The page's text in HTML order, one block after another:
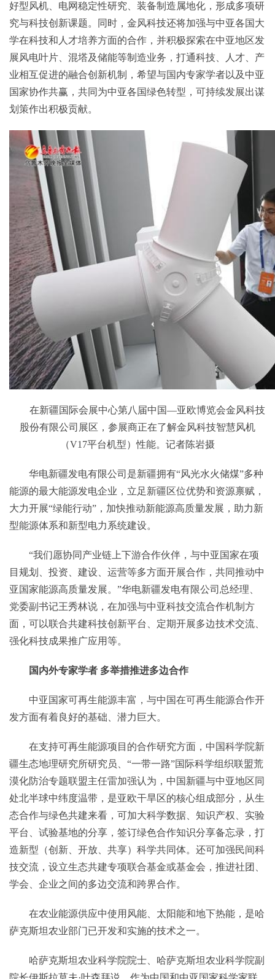
好型风机、电网稳定性研究、装备制造属地化，形成多项研
究与科技创新课题。同时，金风科技还将加强与中亚各国大
学在科技和人才培养方面的合作，并积极探索在中亚地区发
展风电叶片、混塔及储能等制造业务，打通科技、人才、产
业相互促进的融合创新机制，希望与国内专家学者以及中亚
国家协作共赢，共同为中亚各国绿色转型，可持续发展出谋
划策作出积极贡献。
在新疆国际会展中心第八届中国—亚欧博览会金风科技
股份有限公司展区，参展商正在了解金风科技智慧风机
（V17平台机型）性能。记者陈岩摄
华电新疆发电有限公司是新疆拥有“风光水火储煤”多种
能源的最大能源发电企业，立足新疆区位优势和资源禀赋，
大力开展“绿能行动”，加快推动新能源高质量发展，助力新
型能源体系和新型电力系统建设。
“我们愿协同产业链上下游合作伙伴，与中亚国家在项
目规划、投资、建设、运营等多方面开展合作，共同推动中
亚国家能源高质量发展。”华电新疆发电有限公司总经理、
党委副书记王秀林说，在加强与中亚科技交流合作机制方
面，可以联合共建科技创新平台、定期开展多边技术交流、
强化科技成果推广应用等。
国内外专家学者 多举措推进多边合作
中亚国家可再生能源丰富，与中国在可再生能源合作开
发方面有着良好的基础、潜力巨大。
在支持可再生能源项目的合作研究方面，中国科学院新
疆生态地理研究所研究员、“一带一路”国际科学组织联盟荒
漠化防治专题联盟主任雷加强认为，中国新疆与中亚地区同
处北半球中纬度温带，是亚欧干旱区的核心组成部分，从生
态合作与绿色共建来看，可加大科学数据、知识产权、实验
平台、试验基地的分享，签订绿色合作知识分享备忘录，打
造新型（创新、开放、共享）科学共同体。还可加强民间科
技交流，设立生态共建专项联合基金或基金会，推进社团、
学会、企业之间的多边交流和跨界合作。
在农业能源供应中使用风能、太阳能和地下热能，是哈
萨克斯坦农业部门已开发和实施的技术之一。
哈萨克斯坦农业科学院院士、哈萨克斯坦农业科学院副